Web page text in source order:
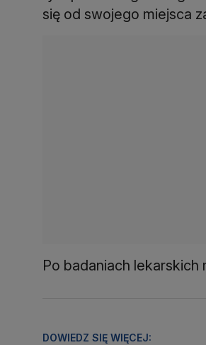
się od swojego miejsca
Po badaniach lekarskich
DOWIEDZ SIĘ WIĘCEJ: